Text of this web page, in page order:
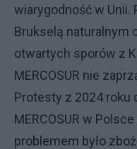
wiarygodność w Unii.
Brukselą naturalnym
otwartych sporów z
MERCOSUR nie
Protesty z 2024 roku
MERCOSUR w
problemem było